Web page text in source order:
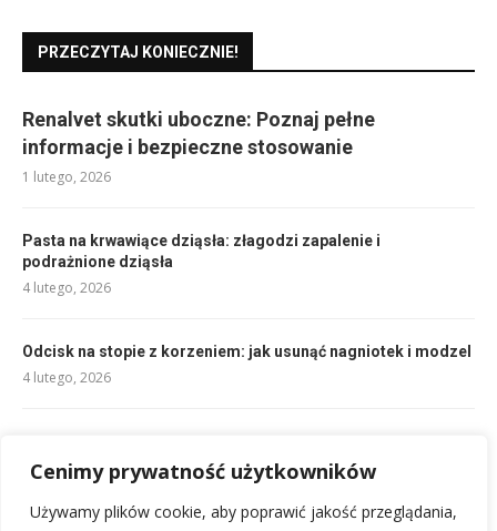
Cenimy prywatność użytkowników
Używamy plików cookie, aby poprawić jakość przeglądania,
PRZECZYTAJ KONIECZNIE!
Renalvet skutki uboczne: Poznaj pełne
informacje i bezpieczne stosowanie
1 lutego, 2026
Pasta na krwawiące dziąsła: złagodzi zapalenie i
podrażnione dziąsła
4 lutego, 2026
Odcisk na stopie z korzeniem: jak usunąć nagniotek i modzel
4 lutego, 2026
1 lutego, 2026